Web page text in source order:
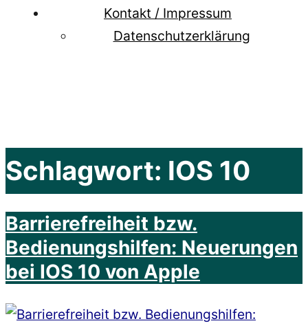
Kontakt / Impressum
Datenschutzerklärung
Schlagwort: IOS 10
Barrierefreiheit bzw.
Bedienungshilfen: Neuerungen
bei IOS 10 von Apple